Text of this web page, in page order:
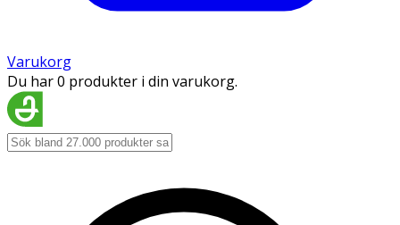
Varukorg
Du har 0 produkter i din varukorg.